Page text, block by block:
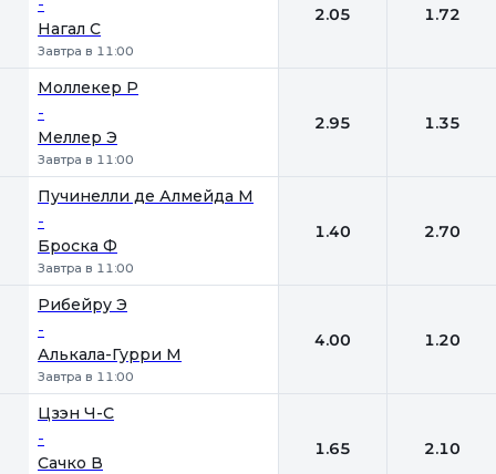
Нагал С
Завтра в 11:00
2.05 1.72
Моллекер Р
-
Меллер Э
Завтра в 11:00
2.95 1.35
Пучинелли де Алмейда М
-
Броска Ф
Завтра в 11:00
1.40 2.70
Рибейру Э
-
Алькала-Гурри М
Завтра в 11:00
4.00 1.20
Цзэн Ч-С
-
Сачко В
1.65 2.10